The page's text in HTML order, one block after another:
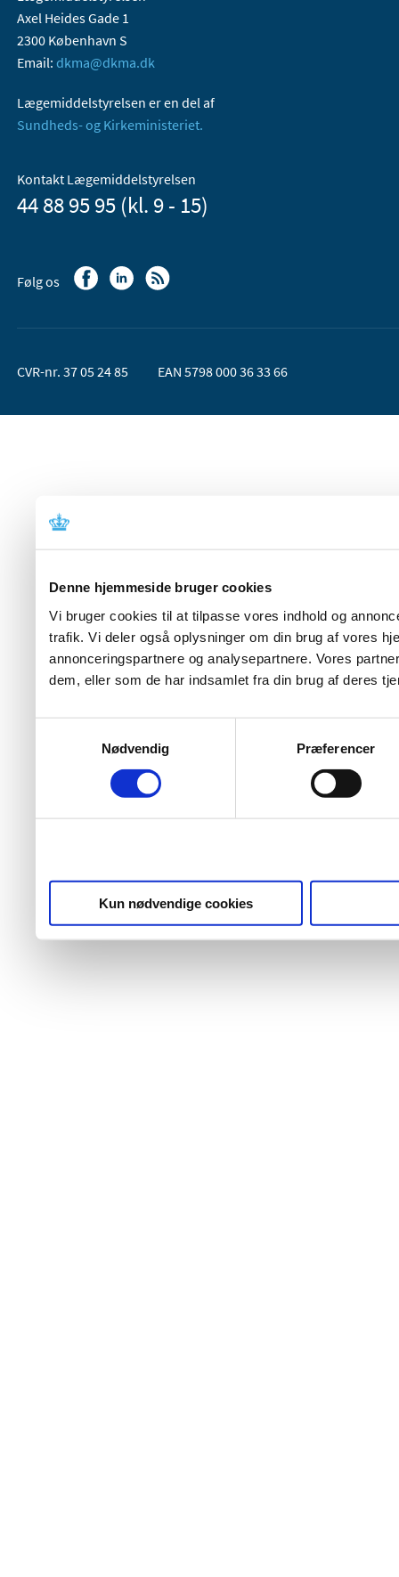
Denne hjemmeside bruger cookies
Vi bruger cookies til at tilpasse vores indhold og
trafik. Vi deler også oplysninger om din brug af vores
annonceringspartnere og analysepartnere. Vores
dem, eller som de har indsamlet fra din brug af deres
Nødvendig
Præferencer
Kun nødvendige cookies
Axel Heides Gade 1
2300 København S
Email: dkma@dkma.dk
Lægemiddelstyrelsen er en del af
Sundheds- og Kirkeministeriet.
Kontakt Lægemiddelstyrelsen
44 88 95 95 (kl. 9 - 15)
Følg os
CVR-nr. 37 05 24 85 EAN 5798 000 36 33 66